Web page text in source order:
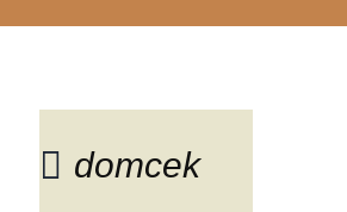
domcek